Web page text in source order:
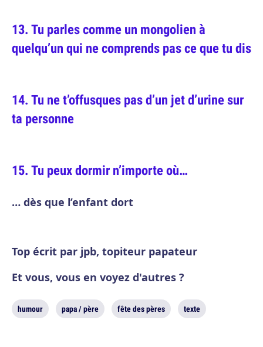
Tu parles comme un mongolien à
quelqu’un qui ne comprends pas ce que tu dis
Tu ne t’offusques pas d’un jet d’urine sur
ta personne
Tu peux dormir n’importe où…
… dès que l’enfant dort
Top écrit par jpb, topiteur papateur
Et vous, vous en voyez d'autres ?
humour papa / père fête des pères texte